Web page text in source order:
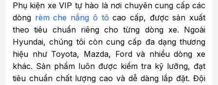
Phụ kiện xe VIP tự hào là nơi chuyên cung cấp các
dòng rèm che nắng ô tô cao cấp, được sản xuất
theo tiêu chuẩn riêng cho từng dòng xe. Ngoài
Hyundai, chúng tôi còn cung cấp đa dạng thương
hiệu như Toyota, Mazda, Ford và nhiều dòng xe
khác. Sản phẩm luôn được kiểm tra kỹ lưỡng, đạt
tiêu chuẩn chất lượng cao và dễ dàng lắp đặt. Đội